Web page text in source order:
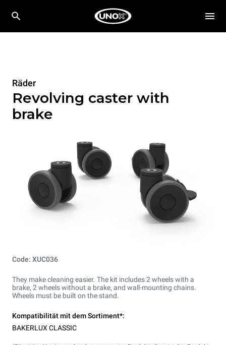
Räder
Revolving caster with
brake
Code: XUC036
They make cleaning easier. The kit includes 2 wheels with a
brake, 2 wheels without a brake, and wall-mounting chains.
Wheels must be built on the stand.
Kompatibilität mit dem Sortiment*:
BAKERLUX CLASSIC